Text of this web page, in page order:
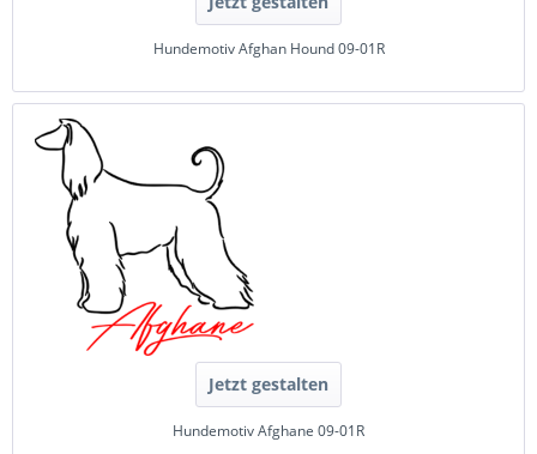
Hundemotiv Afghan Hound 09-01R
Jetzt gestalten
Hundemotiv Afghane 09-01R